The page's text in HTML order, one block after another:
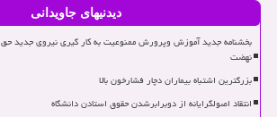
دیدنیهای جاویدانی
بخشنامه جدید آموزش وپرورش ممنوعیت به کار گیری نیروی جدید
نهضت
بزرگترین اشتباه بیماران دچار فشارخون بالا
انتقاد اصولگرایانه از دوبرابرشدن حقوق استادن دانشگاه